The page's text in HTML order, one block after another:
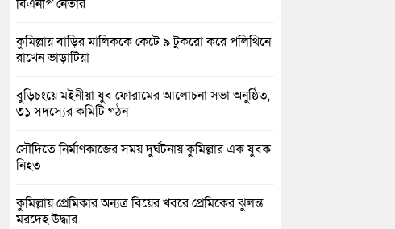
বিএনপি নেতার
কুমিল্লায় বাড়ির মালিককে কেটে ৯ টুকরো করে পলিথিনে
রাখেন ভাড়াটিয়া
বুড়িচংয়ে মইনীয়া যুব ফোরামের আলোচনা সভা অনুষ্ঠিত,
৩১ সদস্যের কমিটি গঠন
সৌদিতে নির্মাণকাজের সময় দুর্ঘটনায় কুমিল্লার এক যুবক
নিহত
কুমিল্লায় প্রেমিকার অন্যত্র বিয়ের খবরে প্রেমিকের ঝুলন্ত
মরদেহ উদ্ধার